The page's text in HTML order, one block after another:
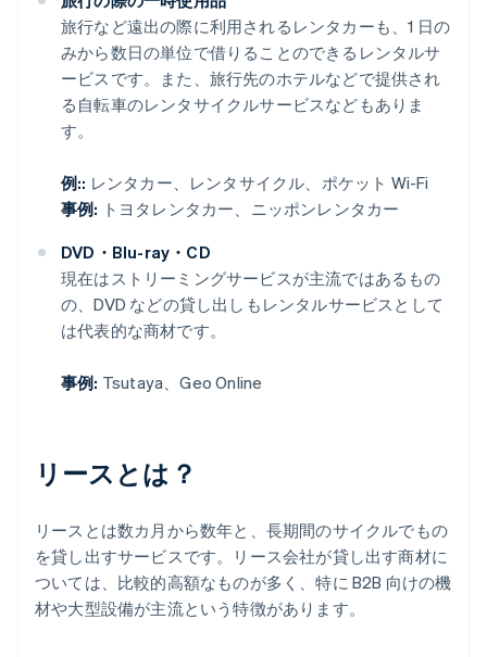
旅行など遠出の際に利用されるレンタカーも、1 日の
みから数日の単位で借りることのできるレンタルサ
ービスです。また、旅行先のホテルなどで提供され
る自転車のレンタサイクルサービスなどもありま
す。
例:: レンタカー、レンタサイクル、ポケット Wi-Fi
事例: トヨタレンタカー、ニッポンレンタカー
DVD・Blu-ray・CD
現在はストリーミングサービスが主流ではあるもの
の、DVD などの貸し出しもレンタルサービスとして
は代表的な商材です。
事例: Tsutaya、Geo Online
リースとは？
リースとは数カ月から数年と、長期間のサイクルでもの
を貸し出すサービスです。リース会社が貸し出す商材に
ついては、比較的高額なものが多く、特に B2B 向けの機
材や大型設備が主流という特徴があります。